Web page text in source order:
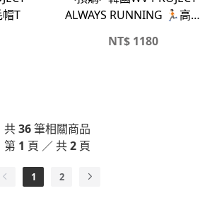
T
ALWAYS RUNNING 🏃🏻高磅
NT$ 1180
共36筆相關商品
第 1 頁 ／ 共2 頁
1 2